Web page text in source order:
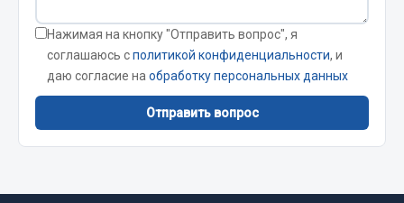
Электрооборудование
Показать ещё
Весь раздел
Запчасти Урал
Двигатель
Нажимая на кнопку "Отправить вопрос", я
соглашаюсь сполитикой конфиденциальности, и
даю согласие на обработку персональных данных
Отправить вопрос